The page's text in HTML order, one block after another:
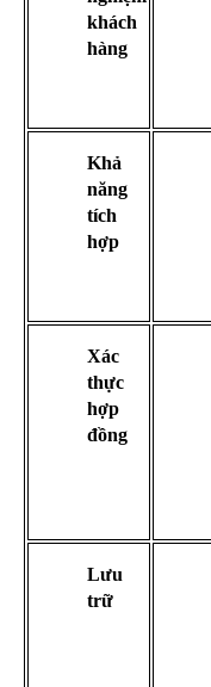
khách
hàng
Khả
năng
tích
hợp
Xác
thực
hợp
đồng
Lưu
trữ